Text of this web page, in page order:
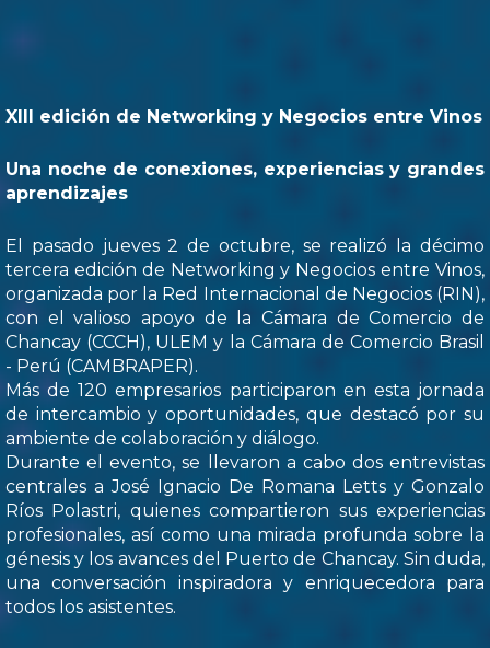
XIII edición de Networking y Negocios entre Vinos
Una noche de conexiones, experiencias y grandes
aprendizajes
El pasado jueves 2 de octubre, se realizó la décimo
tercera edición de Networking y Negocios entre Vinos,
organizada por la Red Internacional de Negocios (RIN),
con el valioso apoyo de la Cámara de Comercio de
Chancay (CCCH), ULEM y la Cámara de Comercio Brasil
- Perú (CAMBRAPER).
Más de 120 empresarios participaron en esta jornada
de intercambio y oportunidades, que destacó por su
ambiente de colaboración y diálogo.
Durante el evento, se llevaron a cabo dos entrevistas
centrales a José Ignacio De Romana Letts y Gonzalo
Ríos Polastri, quienes compartieron sus experiencias
profesionales, así como una mirada profunda sobre la
génesis y los avances del Puerto de Chancay. Sin duda,
una conversación inspiradora y enriquecedora para
todos los asistentes.